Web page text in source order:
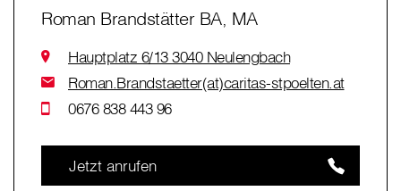
Roman Brandstätter BA, MA
Hauptplatz 6/13 3040 Neulengbach
Roman.Brandstaetter(at)caritas-stpoelten.at
0676 838 443 96
Jetzt anrufen